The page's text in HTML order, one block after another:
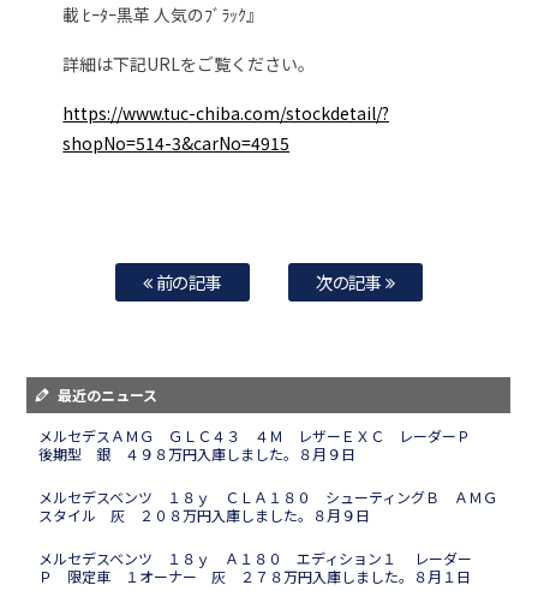
載 ﾋｰﾀｰ黒革 人気のﾌﾞﾗｯｸ』
詳細は下記URLをご覧ください。
https://www.tuc-chiba.com/stockdetail/?
shopNo=514-3&carNo=4915
前の記事 次の記事
最近のニュース
メルセデスＡＭＧ ＧＬＣ４３ ４Ｍ レザーＥＸＣ レーダーＰ
後期型 銀 ４９８万円入庫しました。８月９日
メルセデスベンツ １８ｙ ＣＬＡ１８０ シューティングＢ ＡＭＧ
スタイル 灰 ２０８万円入庫しました。８月９日
メルセデスベンツ １８ｙ Ａ１８０ エディション１ レーダー
Ｐ 限定車 １オーナー 灰 ２７８万円入庫しました。８月１日